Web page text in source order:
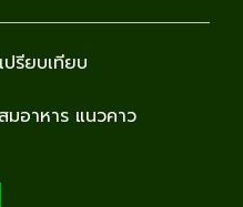
เปรียบเทียบ
มอาหาร แนวคาว